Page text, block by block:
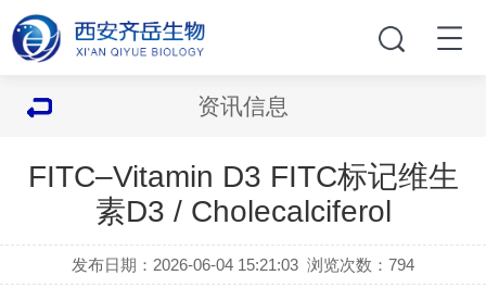
资讯信息
FITC–Vitamin D3 FITC标记维生
素D3 / Cholecalciferol
发布日期：2026-06-04 15:21:03 浏览次数：794